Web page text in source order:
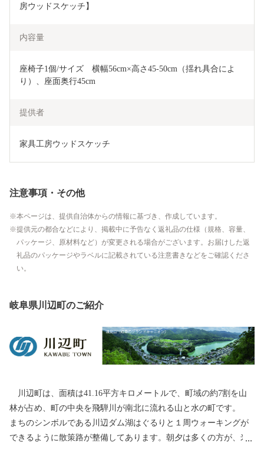
房ウッドスケッチ】
内容量
座椅子1個/サイズ　横幅56cm×高さ45-50cm（揺れ具合によ
り）、座面奥行45cm
提供者
家具工房ウッドスケッチ
注意事項・その他
本ページは、提供自治体からの情報に基づき、作成しています。
提供元の都合などにより、掲載中に予告なく返礼品の仕様（規格、容量、
パッケージ、原材料など）が変更される場合がございます。お届けした返
礼品のパッケージやラベルに記載されている注意書きなどをご確認くださ
い。
岐阜県川辺町のご紹介
川辺町は、面積は41.16平方キロメートルで、町域の約7割を山
林が占め、町の中央を飛騨川が南北に流れる山と水の町です。
まちのシンボルである川辺ダム湖はぐるりと１周ウォーキングが
できるように散策路が整備してあります。朝夕は多くの方が、米